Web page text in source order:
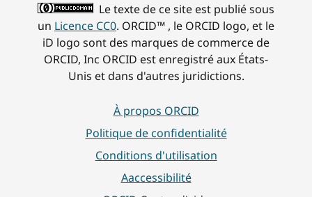
Le texte de ce site est publié sous
un Licence CC0. ORCID™ , le ORCID logo, et le
iD logo sont des marques de commerce de
ORCID, Inc ORCID est enregistré aux États-
Unis et dans d'autres juridictions.
À propos ORCID
Politique de confidentialité
Conditions d'utilisation
Aaccessibilité